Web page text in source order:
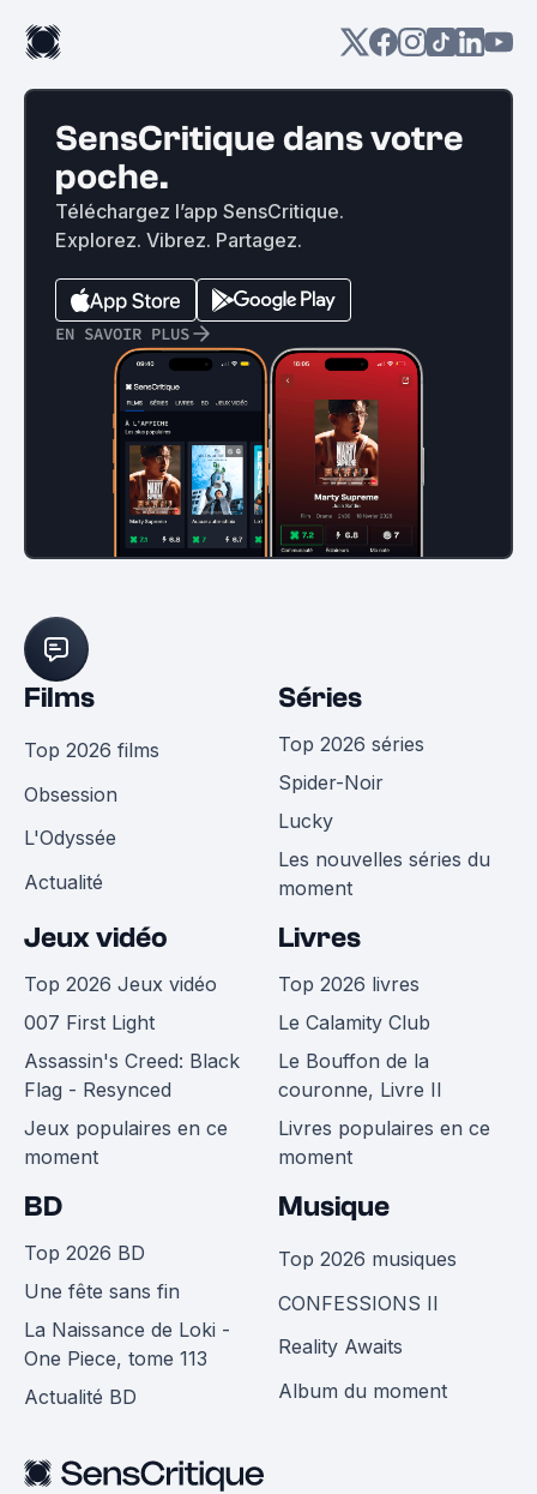
SensCritique dans votre
poche.
Téléchargez l’app SensCritique.
Explorez. Vibrez. Partagez.
EN SAVOIR PLUS
Films
Top 2026 films
Obsession
L'Odyssée
Actualité
Séries
Top 2026 séries
Spider-Noir
Lucky
Les nouvelles séries du
moment
Jeux vidéo
Top 2026 Jeux vidéo
007 First Light
Assassin's Creed: Black
Flag - Resynced
Jeux populaires en ce
moment
Livres
Top 2026 livres
Le Calamity Club
Le Bouffon de la
couronne, Livre II
Livres populaires en ce
moment
BD
Top 2026 BD
Une fête sans fin
La Naissance de Loki -
One Piece, tome 113
Actualité BD
Musique
Top 2026 musiques
CONFESSIONS II
Reality Awaits
Album du moment